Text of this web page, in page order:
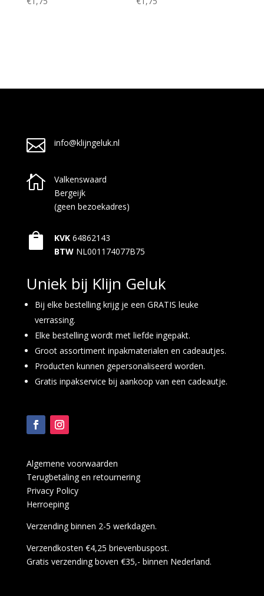
 info@klijngeluk.nl

Valkenswaard
Bergeijk
(geen bezoekadres)
 KVK 64862143
BTW NL001174077B75
Uniek bij Klijn Geluk
Bij elke bestelling krijg je een GRATIS leuke
verrassing.
Elke bestelling wordt met liefde ingepakt.
Groot assortiment inpakmaterialen en cadeautjes.
Producten kunnen gepersonaliseerd worden.
Gratis inpakservice bij aankoop van een cadeautje.
Algemene voorwaarden
Terugbetaling en retournering
Privacy Policy
Herroeping
Verzending binnen 2-5 werkdagen.
Verzendkosten €4,25 brievenbuspost.
Gratis verzending boven €35,- binnen Nederland.